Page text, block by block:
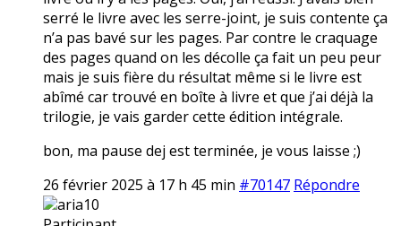
serré le livre avec les serre-joint, je suis contente ça
n’a pas bavé sur les pages. Par contre le craquage
des pages quand on les décolle ça fait un peu peur
mais je suis fière du résultat même si le livre est
abîmé car trouvé en boîte à livre et que j’ai déjà la
trilogie, je vais garder cette édition intégrale.
bon, ma pause dej est terminée, je vous laisse ;)
26 février 2025 à 17 h 45 min #70147 Répondre
aria10